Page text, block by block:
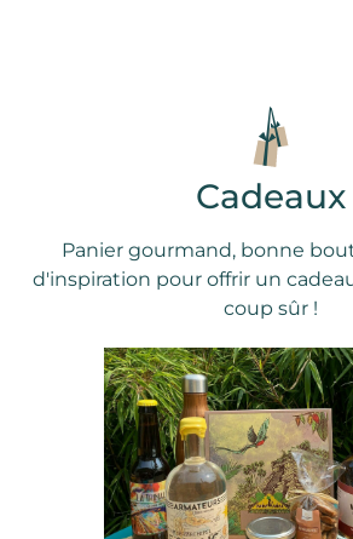
Cadeaux
Panier gourmand, bonne
d'inspiration pour offrir un
coup sûr !